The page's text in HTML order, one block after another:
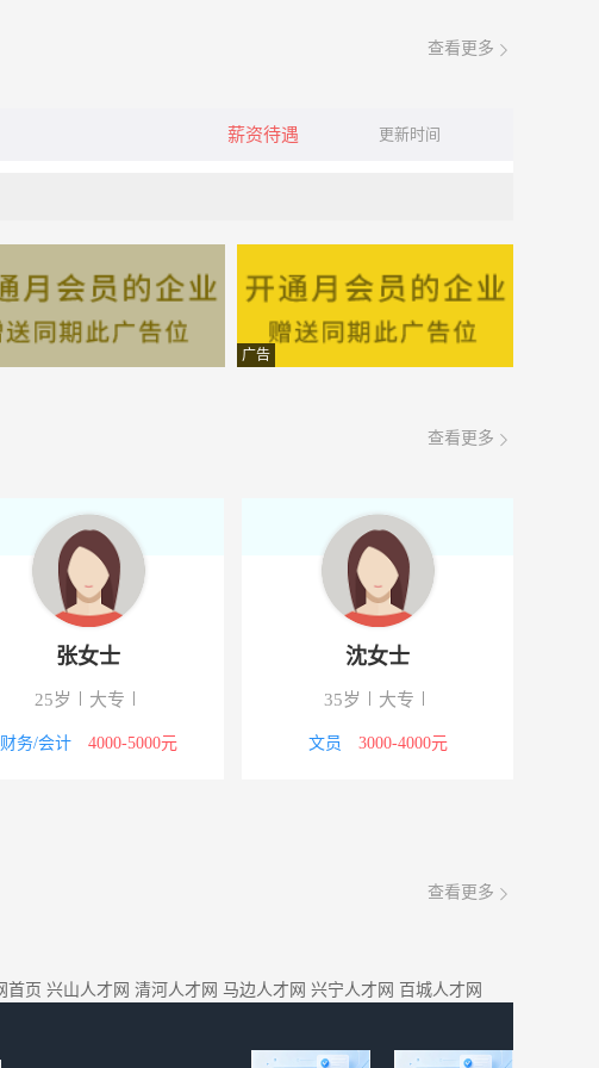
查看更多
薪资待遇 更新时间
广告
查看更多
张女士
25岁 大专
财务/会计 4000-5000元
沈女士
35岁 大专
文员 3000-4000元
查看更多
首页 兴山人才网 清河人才网 马边人才网 兴宁人才网 百城人才网